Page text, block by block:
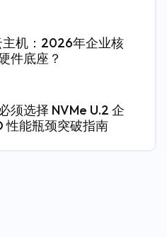
主机：2026年企业核
件底座？
须选择 NVMe U.2 企
性能瓶颈突破指南